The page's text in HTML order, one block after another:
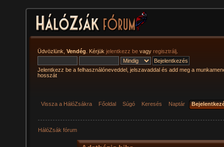
Üdvözlünk, Vendég . Kérjük jelentkezz be vagy regisztrálj
Jelentkezz be a felhasználóneveddel, jelszavaddal és add meg a
hosszát
Vissza a HálóZsákra Főoldal Súgó Keresés Naptár
HálóZsák fórum